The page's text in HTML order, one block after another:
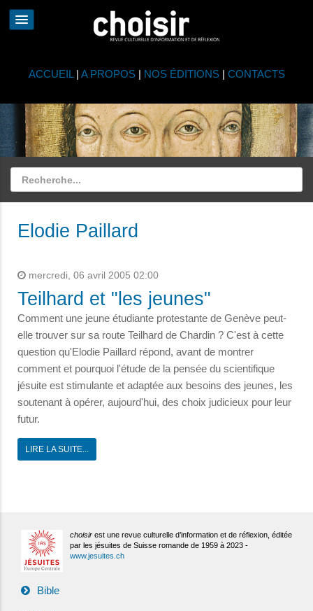
ACCUEIL | A PROPOS| NOS ÉDITIONS| CONTACTS
Elodie Paillard
mercredi, 06 avril 2005 02:00
Teilhard et "les jeunes"
Comment une jeune étudiante protestante de Genève peut-
elle trouver sur sa route Teilhard de Chardin ? C'est à cette
question qu'Elodie Paillard répond, avant de montrer
comment et pourquoi l'étude de la pensée du scientifique
jésuite est stimulante et adaptée aux besoins des jeunes, les
soutenant à opérer, aujourd'hui, des choix judicieux pour leur
futur.
LIRE LA SUITE...
choisir est une revue culturelle d’information et de réflexion, éditée
par les jésuites de Suisse romande de 1959 à 2023 -
www.jesuites.ch
Bible